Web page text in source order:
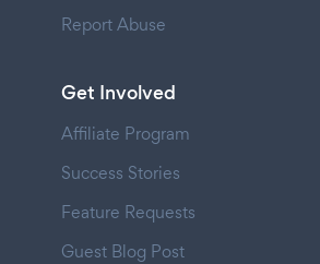
Report Abuse
Get Involved
Affiliate Program
Success Stories
Feature Requests
Guest Blog Post